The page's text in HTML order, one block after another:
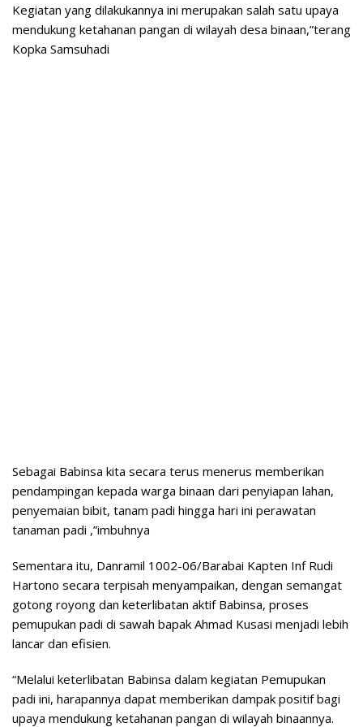
Kegiatan yang dilakukannya ini merupakan salah satu upaya
mendukung ketahanan pangan di wilayah desa binaan,”terang
Kopka Samsuhadi
Sebagai Babinsa kita secara terus menerus memberikan
pendampingan kepada warga binaan dari penyiapan lahan,
penyemaian bibit, tanam padi hingga hari ini perawatan
tanaman padi ,”imbuhnya
Sementara itu, Danramil 1002-06/Barabai Kapten Inf Rudi
Hartono secara terpisah menyampaikan, dengan semangat
gotong royong dan keterlibatan aktif Babinsa, proses
pemupukan padi di sawah bapak Ahmad Kusasi menjadi lebih
lancar dan efisien.
“Melalui keterlibatan Babinsa dalam kegiatan Pemupukan
padi ini, harapannya dapat memberikan dampak positif bagi
upaya mendukung ketahanan pangan di wilayah binaannya.